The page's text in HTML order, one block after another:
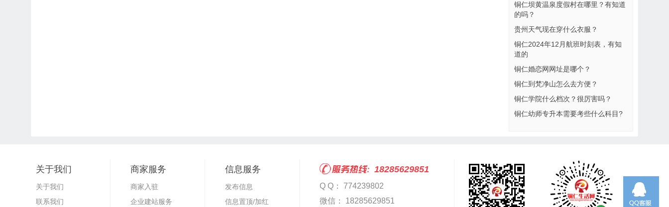
铜仁坝黄温泉度假村在哪里？有知道
的吗？
贵州天气现在穿什么衣服？
铜仁2024年12月航班时刻表，有知
道的
铜仁婚恋网网址是哪个？
铜仁到梵净山怎么去方便？
铜仁学院什么档次？很厉害吗？
铜仁幼师专升本需要考些什么科目?
关于我们
关于我们
联系我们
商家服务
商家入驻
企业建站服务
信息服务
发布信息
信息置顶/加红
18285629851
Q Q： 774239802
微信： 18285629851